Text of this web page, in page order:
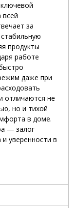
всей
за
продукты
работе
даже при
отличаются не
но и тихой
в доме.
— залог
уверенности в